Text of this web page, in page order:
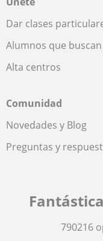
Dar clases
Alumnos que
Alta centros
Comunidad
Novedades y Blog
Preguntas y
Fantástica
790216